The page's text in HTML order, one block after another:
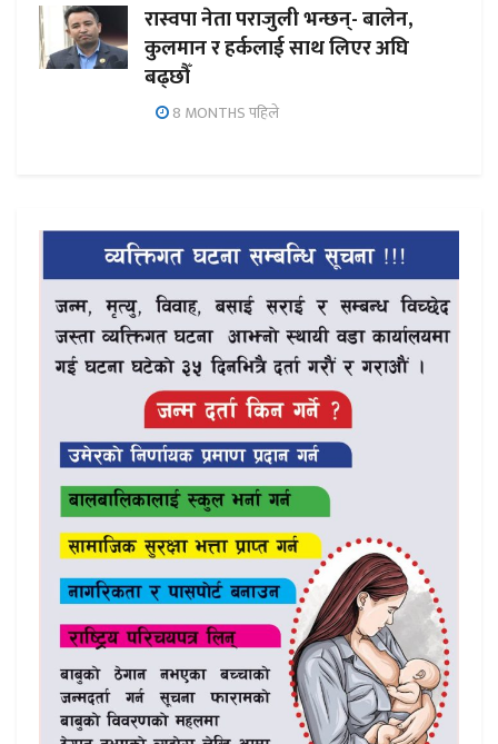
रास्वपा नेता पराजुली भन्छन्- बालेन,
कुलमान र हर्कलाई साथ लिएर अघि
बढ्छौँ
8 MONTHS पहिले